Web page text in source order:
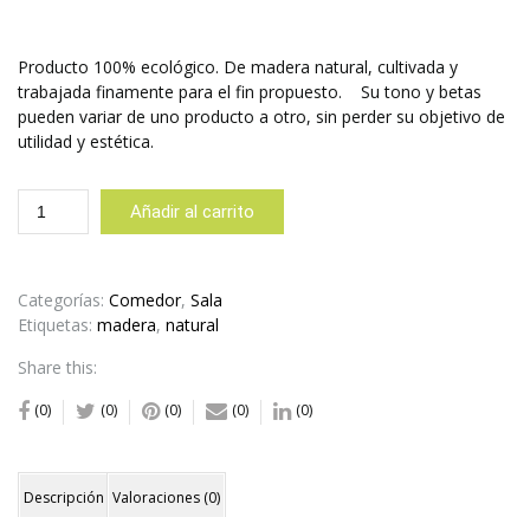
Producto 100% ecológico. De madera natural, cultivada y
trabajada finamente para el fin propuesto. Su tono y betas
pueden variar de uno producto a otro, sin perder su objetivo de
utilidad y estética.
Bandeja
Picaditas
cantidad
Añadir al carrito
Categorías: Comedor, Sala
Etiquetas: madera, natural
Share this:
(0) (0) (0) (0) (0)
Descripción Valoraciones (0)